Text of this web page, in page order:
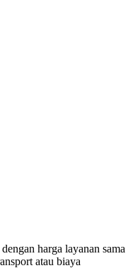
harga layanan sama
atau biaya